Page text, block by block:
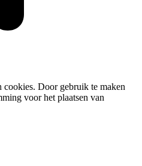
Door gebruik te maken
voor het plaatsen van